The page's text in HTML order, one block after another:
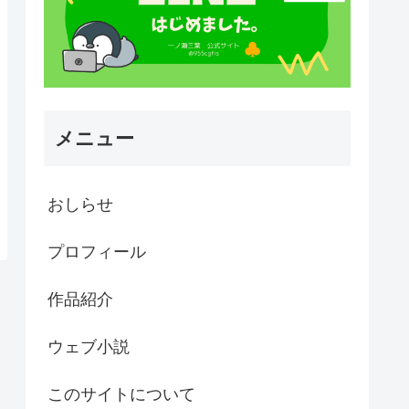
メニュー
おしらせ
プロフィール
作品紹介
ウェブ小説
このサイトについて